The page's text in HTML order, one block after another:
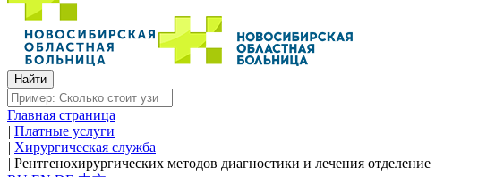
Главная страница
| Платные услуги
| Хирургическая служба
| Рентгенохирургических методов диагностики и лечения отделение